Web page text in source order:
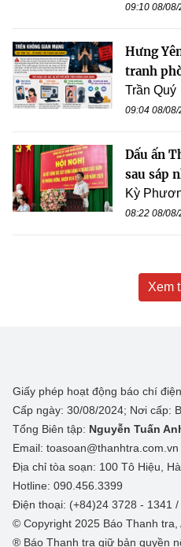
09:10 08/
Hưng
tranh
Trần Quý
09:04 08/
Dấu ấn
sau sáp
Kỳ
08:22 08/
Xem
Giấy phép hoạt động báo chí
Cấp ngày: 30/08/2024; Nơi cấp:
Tổng Biên tập: Nguyễn Tuấn
Email: toasoan@thanhtra.com.vn
Địa chỉ tòa soạn: 100 Tô Hiệu,
Hotline: 090.456.3399
Điện thoại: (+84)24 3728 - 1341
© Copyright 2025 Báo Thanh tra,
® Báo Thanh tra giữ bản quyền